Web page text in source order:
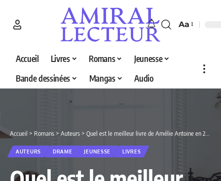
Aa
Accueil Livres Romans
Jeunesse
Bande dessinées
Mangas Audio
Accueil > Romans>Auteurs > Quel est le meilleur livre de Amélie Antoine en 2026 ? Découvrez nos 3 sélections
AUTEURS DRAME JEUNESSE LIVRES